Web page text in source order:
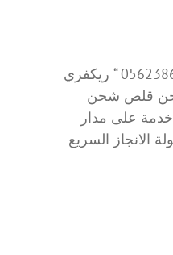
انقاذ سيارات عجمان 0562386366 “ ريكفري
قلص شحن
على مدار
الانجاز السريع